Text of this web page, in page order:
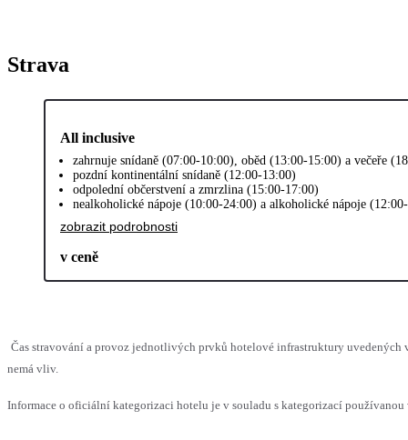
Strava
All inclusive
zahrnuje snídaně (07:00-10:00), oběd (13:00-15:00) a večeře
pozdní kontinentální snídaně (12:00-13:00)
odpolední občerstvení a zmrzlina (15:00-17:00)
nealkoholické nápoje (10:00-24:00) a alkoholické nápoje
zobrazit podrobnosti
v ceně
Čas stravování a provoz jednotlivých prvků hotelové infrastruktury uvedených
nemá vliv.
Informace o oficiální kategorizaci hotelu je v souladu s kategorizací